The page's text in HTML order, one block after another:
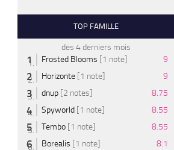
TOP FAMILLE
des 4 derniers mois
Frosted Blooms [1 note]
9
Horizonte [1 note]
9
dnup [2 notes]
8.75
Spyworld [1 note]
8.55
Tembo [1 note]
8.55
Borealis [1 note]
8.1